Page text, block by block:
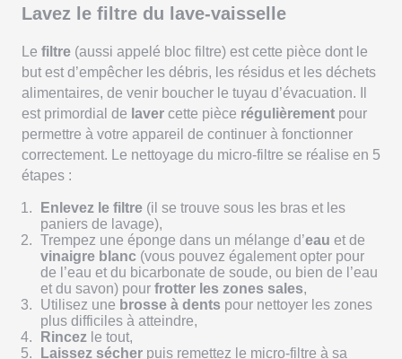
Lavez le filtre du lave-vaisselle
Le filtre (aussi appelé bloc filtre) est cette pièce dont le
but est d’empêcher les débris, les résidus et les déchets
alimentaires, de venir boucher le tuyau d’évacuation. Il
est primordial de laver cette pièce régulièrement pour
permettre à votre appareil de continuer à fonctionner
correctement. Le nettoyage du micro-filtre se réalise en 5
étapes :
Enlevez le filtre (il se trouve sous les bras et les
paniers de lavage),
Trempez une éponge dans un mélange d’eau et de
vinaigre blanc (vous pouvez également opter pour
de l’eau et du bicarbonate de soude, ou bien de l’eau
et du savon) pour frotter les zones sales,
Utilisez une brosse à dents pour nettoyer les zones
plus difficiles à atteindre,
Rincez le tout,
Laissez sécher puis remettez le micro-filtre à sa